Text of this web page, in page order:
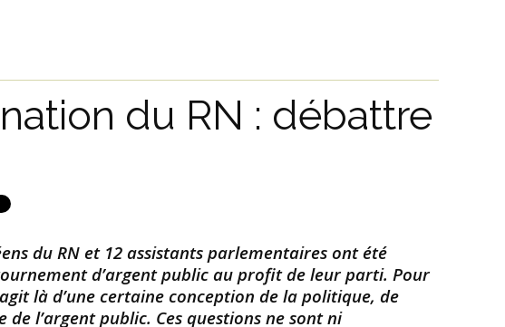
du RN : débattre
du RN et 12 assistants parlementaires ont été
d’argent public au profit de leur parti. Pour
là d’une certaine conception de la politique, de
de l’argent public. Ces questions ne sont ni